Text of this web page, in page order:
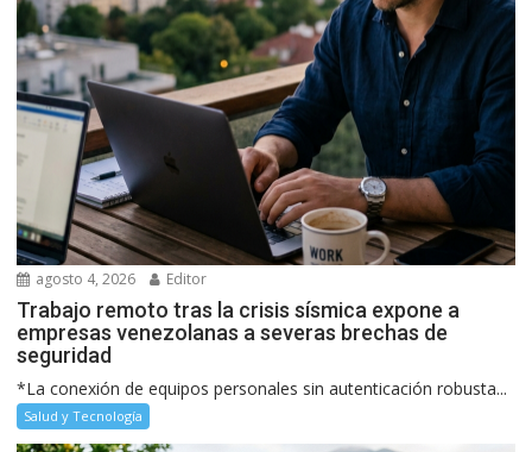
agosto 4, 2026 Editor
Trabajo remoto tras la crisis sísmica expone a
empresas venezolanas a severas brechas de
seguridad
*La conexión de equipos personales sin autenticación robusta...
Salud y Tecnología